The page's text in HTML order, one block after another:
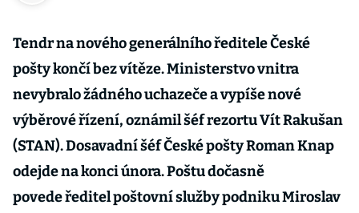
Tendr na nového generálního ředitele České
pošty končí bez vítěze. Ministerstvo vnitra
nevybralo žádného uchazeče a vypíše nové
výběrové řízení, oznámil šéf rezortu Vít Rakušan
(STAN). Dosavadní šéf České pošty Roman Knap
odejde na konci února. Poštu dočasně
povede ředitel poštovní služby podniku Miroslav